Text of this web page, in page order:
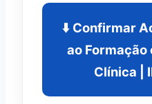
⬇️ Confirmar
ao Formação
Clínica |